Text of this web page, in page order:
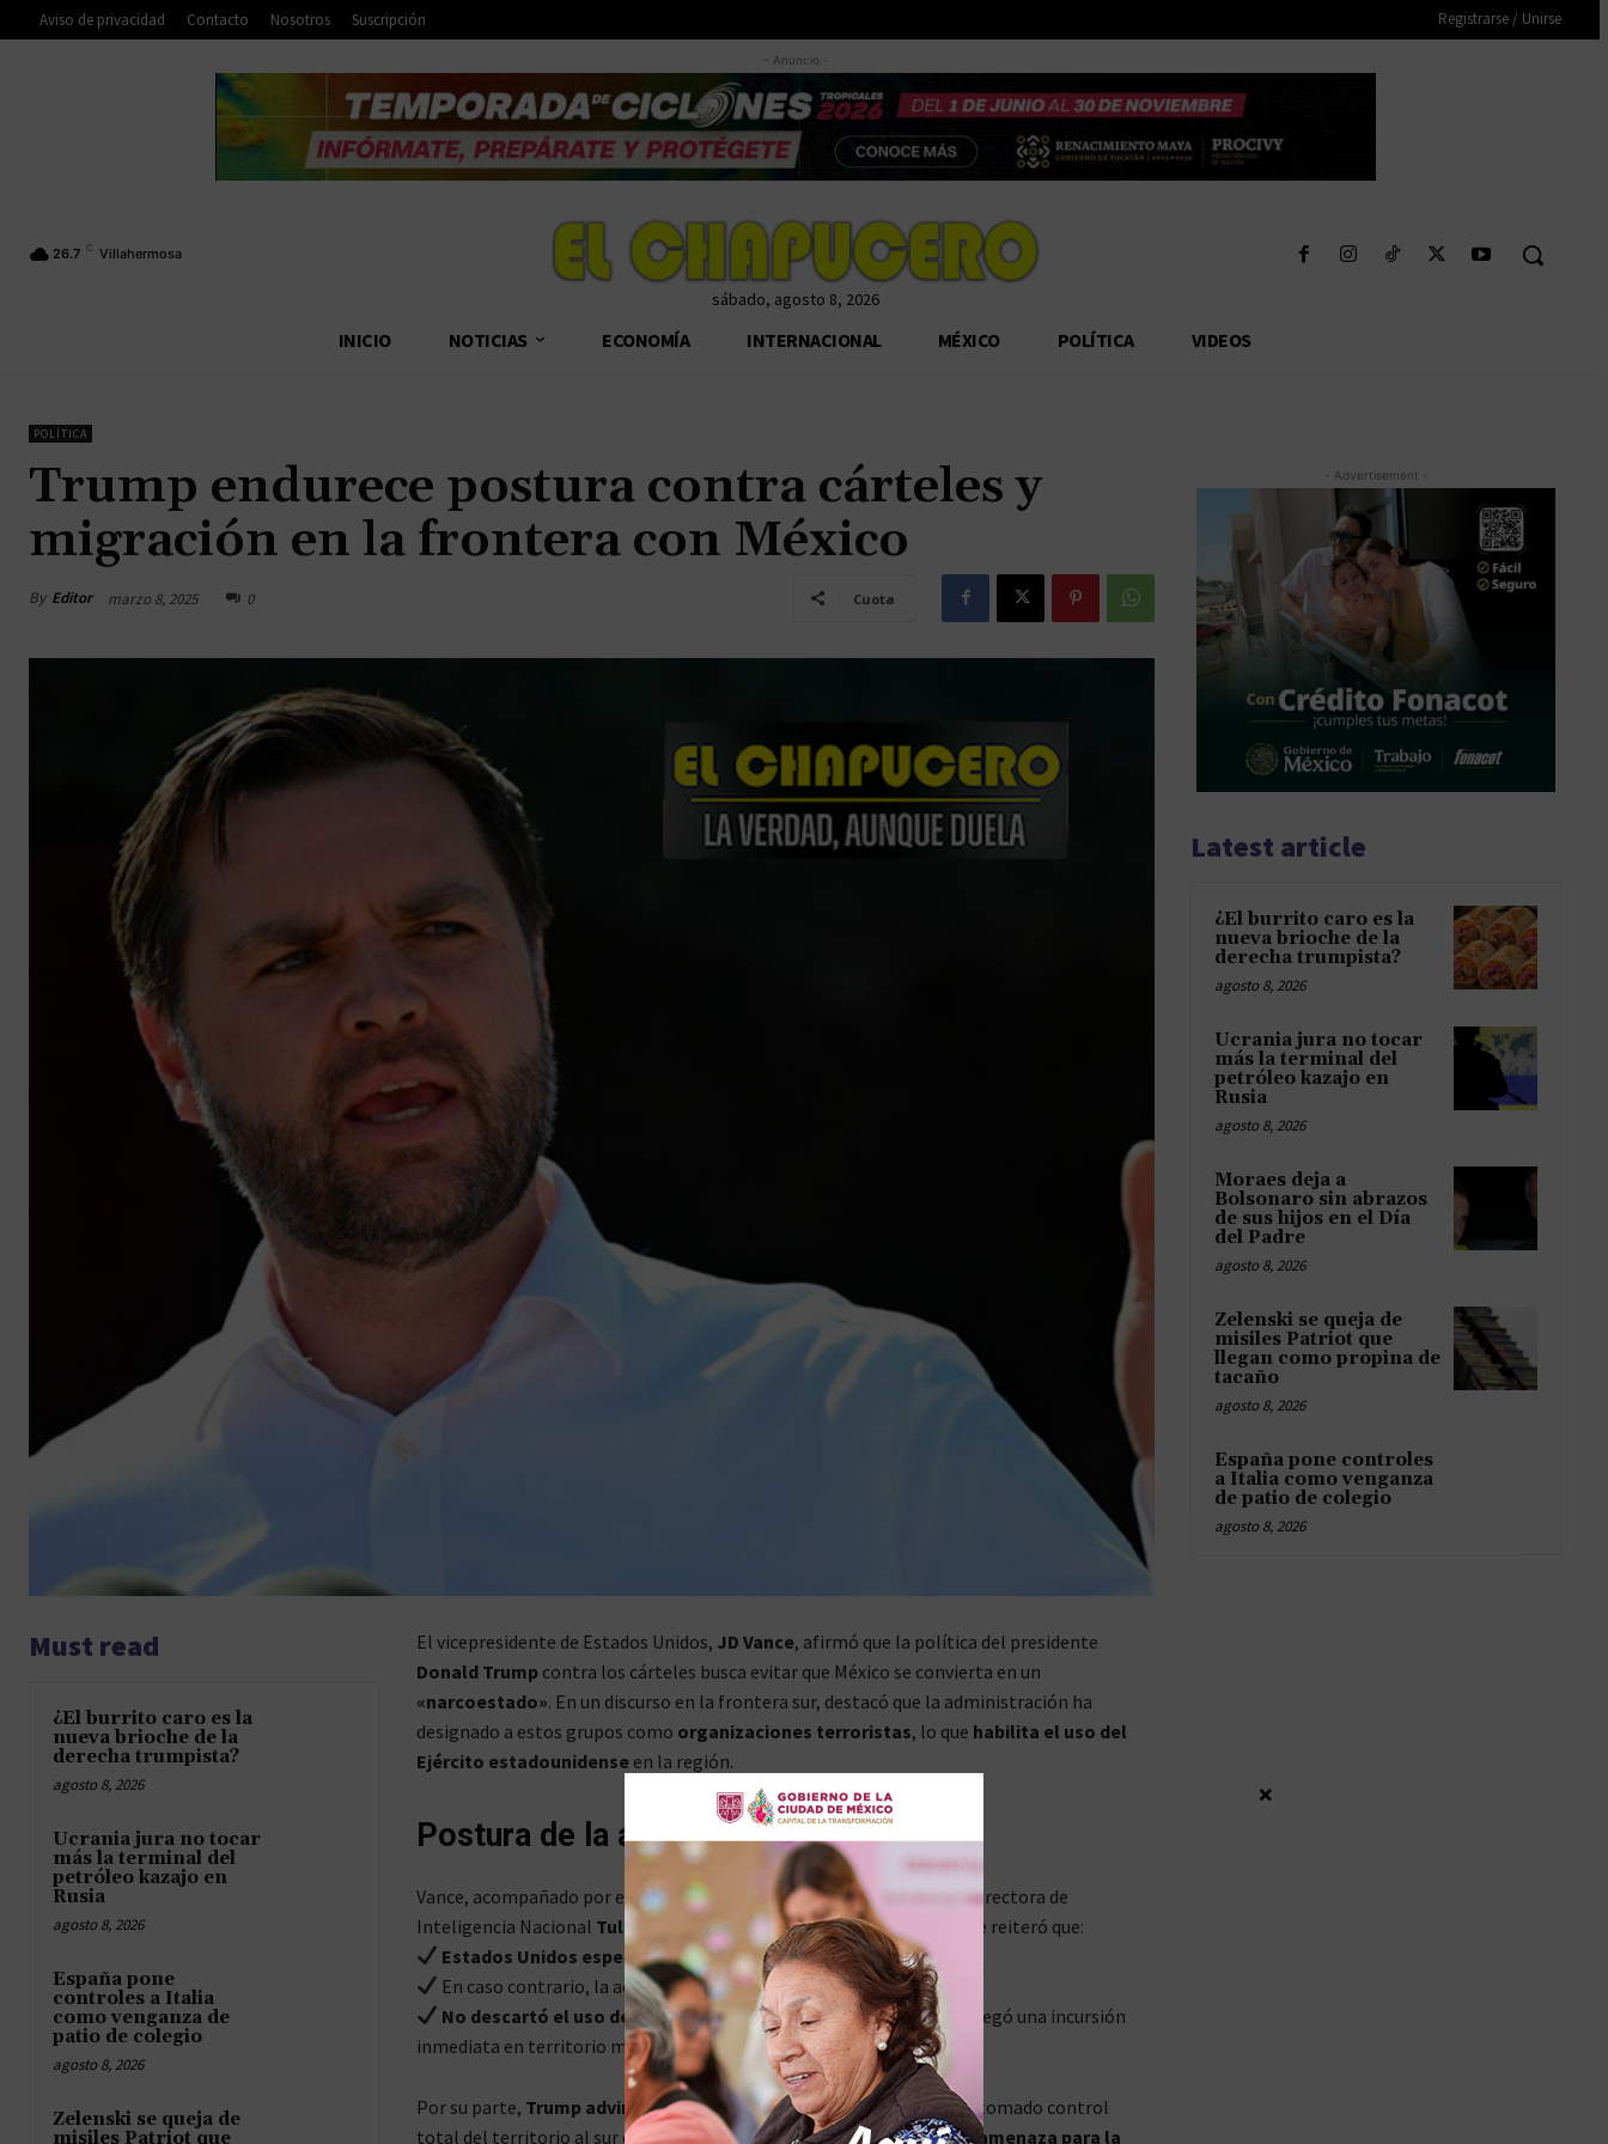
Aviso de privacidad Contacto Nosotros Suscripción Registrarse / Unirse
- Anuncio -
26.7 C Villahermosa
sábado, agosto 8, 2026
INICIO NOTICIAS ECONOMÍA INTERNACIONAL MÉXICO POLÍTICA VIDEOS
POLÍTICA
Trump endurece postura contra cárteles y
migración en la frontera con México
By Editor marzo 8, 2025 0 Cuota
Must read
¿El burrito caro es la
nueva brioche de la
derecha trumpista?
agosto 8, 2026
Ucrania jura no tocar
más la terminal del
petróleo kazajo en
Rusia
agosto 8, 2026
España pone
controles a Italia
como venganza de
patio de colegio
agosto 8, 2026
Zelenski se queja de
misiles Patriot que
El vicepresidente de Estados Unidos, JD Vance, afirmó que la política del presidente
Donald Trumpcontra los cárteles busca evitar que México se convierta en un
«narcoestado». En un discurso en la frontera sur, destacó que la administración ha
designado a estos grupos como organizaciones terroristas, lo que habilita el uso del
Ejército estadounidenseen la región.
Postura de la administración Trump
Vance, acompañado por el secretario de DefensaPete Hegsethy la directora de
Inteligencia Nacional Tulsi Gabbard, visitóEagle Pass, Texas
, donde reiteró que:
Estados Unidos espera que México controle a los cárteles
En caso contrario, la administración evaluaráotras acciones
No descartó el uso de fuerzas militares en la frontera, aunque negó una incursión
inmediata en territorio mexicano.
Por su parte, Trump advirtió ante el Congresoque los cárteles han tomado control
total del territorio al sur de la frontera y que representanuna grave amenaza para la
- Advertisement -
Latest article
¿El burrito caro es la
nueva brioche de la
derecha trumpista?
agosto 8, 2026
Ucrania jura no tocar
más la terminal del
petróleo kazajo en
Rusia
agosto 8, 2026
Moraes deja a
Bolsonaro sin abrazos
de sus hijos en el Día
del Padre
agosto 8, 2026
Zelenski se queja de
misiles Patriot que
llegan como propina de
tacaño
agosto 8, 2026
España pone controles
a Italia como venganza
de patio de colegio
agosto 8, 2026
×